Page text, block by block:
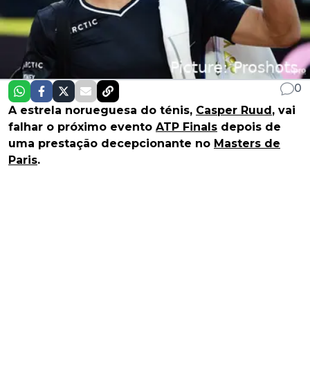
0
A estrela norueguesa do ténis, Casper Ruud, vai
falhar o próximo evento ATP Finals depois de
uma prestação decepcionante no Masters de
Paris.